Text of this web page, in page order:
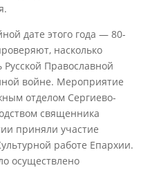
дате этого года — 80-
насколько
Православной
войне. Мероприятие
отделом Сергиево-
священника
приняли участие
работе Епархии.
осуществлено